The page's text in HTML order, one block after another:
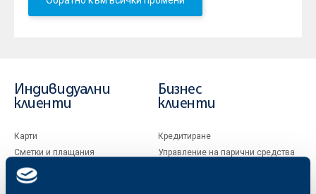
Индивидуални
клиенти
Карти
Сметки и плащания
Кредити
Спестявания и инвестиции
Бизнес
клиенти
Кредитиране
Управление на парични средства